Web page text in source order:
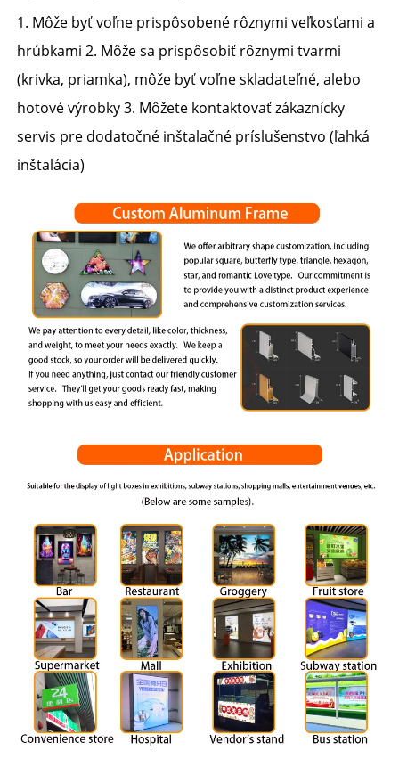
1. Môže byť voľne prispôsobené rôznymi veľkosťami a
hrúbkami 2. Môže sa prispôsobiť rôznymi tvarmi
(krivka, priamka), môže byť voľne skladateľné, alebo
hotové výrobky 3. Môžete kontaktovať zákaznícky
servis pre dodatočné inštalačné príslušenstvo (ľahká
inštalácia)